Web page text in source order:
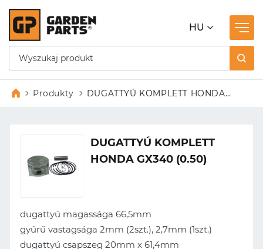
HU
Produkty
DUGATTYÚ KOMPLETT HONDA
DUGATTYÚ KOMPLETT
HONDA GX340 (0.50)
dugattyú magassága 66,5mm
gyűrű vastagsága 2mm (2szt.), 2,7mm (1szt.)
dugattyú csapszeg 20mm x 61,4mm